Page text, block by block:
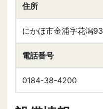
住所
にかほ市金浦字花潟
電話番号
0184-38-4200